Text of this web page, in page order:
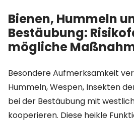
Bienen, Hummeln
Bestäubung:
mögliche
Besondere Aufmerksamkeit
Hummeln, Wespen, Insekten
bei der Bestäubung mit
kooperieren. Diese heikle